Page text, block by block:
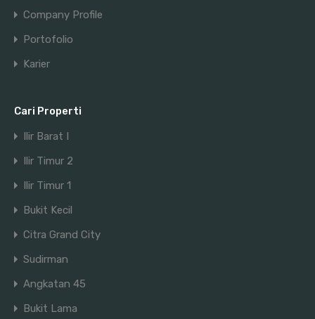
Company Profile
Portofolio
Karier
Cari Properti
Ilir Barat I
Ilir Timur 2
Ilir Timur 1
Bukit Kecil
Citra Grand City
Sudirman
Angkatan 45
Bukit Lama